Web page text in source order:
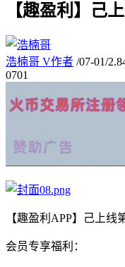
【趣盈利】己
浩楠哥 V作者 /07-01/
0701
【趣盈利APP】己上
会员专享福利：